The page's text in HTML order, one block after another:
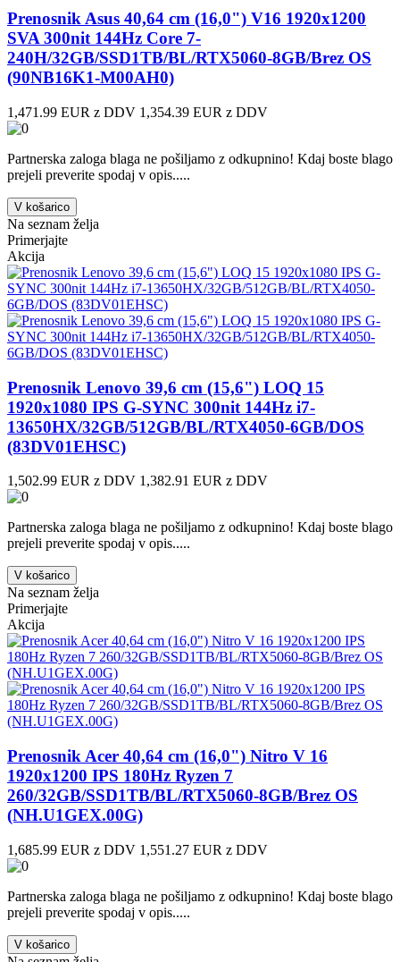
Prenosnik Asus 40,64 cm (16,0") V16 1920x1200
SVA 300nit 144Hz Core 7-
240H/32GB/SSD1TB/BL/RTX5060-8GB/Brez OS
(90NB16K1-M00AH0)
1,471.99 EUR z DDV 1,354.39 EUR z DDV
Partnerska zaloga blaga ne pošiljamo z odkupnino! ​Kdaj boste blago
prejeli preverite spodaj v opis.....
V košarico
Na seznam želja
Primerjajte
Akcija
Prenosnik Lenovo 39,6 cm (15,6") LOQ 15
1920x1080 IPS G-SYNC 300nit 144Hz i7-
13650HX/32GB/512GB/BL/RTX4050-6GB/DOS
(83DV01EHSC)
1,502.99 EUR z DDV 1,382.91 EUR z DDV
Partnerska zaloga blaga ne pošiljamo z odkupnino! ​Kdaj boste blago
prejeli preverite spodaj v opis.....
V košarico
Na seznam želja
Primerjajte
Akcija
Prenosnik Acer 40,64 cm (16,0") Nitro V 16
1920x1200 IPS 180Hz Ryzen 7
260/32GB/SSD1TB/BL/RTX5060-8GB/Brez OS
(NH.U1GEX.00G)
1,685.99 EUR z DDV 1,551.27 EUR z DDV
Partnerska zaloga blaga ne pošiljamo z odkupnino! ​Kdaj boste blago
prejeli preverite spodaj v opis.....
V košarico